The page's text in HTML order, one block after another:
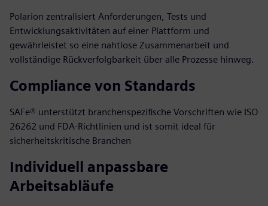
Polarion zentralisiert Anforderungen, Tests und
Entwicklungsaktivitäten auf einer Plattform und
gewährleistet so eine nahtlose Zusammenarbeit und
vollständige Rückverfolgbarkeit über alle Prozesse hinweg.
Compliance von Standards
SAFe® unterstützt branchenspezifische Vorschriften wie ISO
26262 und FDA-Richtlinien und ist somit ideal für
sicherheitskritische Branchen
Individuell anpassbare
Arbeitsabläufe